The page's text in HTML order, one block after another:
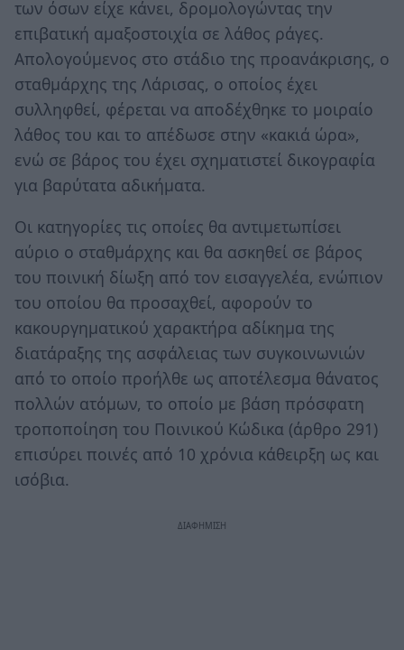
των όσων είχε κάνει, δρομολογώντας την
επιβατική αμαξοστοιχία σε λάθος ράγες.
Απολογούμενος στο στάδιο της προανάκρισης, ο
σταθμάρχης της Λάρισας, ο οποίος έχει
συλληφθεί, φέρεται να αποδέχθηκε το μοιραίο
λάθος του και το απέδωσε στην «κακιά ώρα»,
ενώ σε βάρος του έχει σχηματιστεί δικογραφία
για βαρύτατα αδικήματα.
Οι κατηγορίες τις οποίες θα αντιμετωπίσει
αύριο ο σταθμάρχης και θα ασκηθεί σε βάρος
του ποινική δίωξη από τον εισαγγελέα, ενώπιον
του οποίου θα προσαχθεί, αφορούν το
κακουργηματικού χαρακτήρα αδίκημα της
διατάραξης της ασφάλειας των συγκοινωνιών
από το οποίο προήλθε ως αποτέλεσμα θάνατος
πολλών ατόμων, το οποίο με βάση πρόσφατη
τροποποίηση του Ποινικού Κώδικα (άρθρο 291)
επισύρει ποινές από 10 χρόνια κάθειρξη ως και
ισόβια.